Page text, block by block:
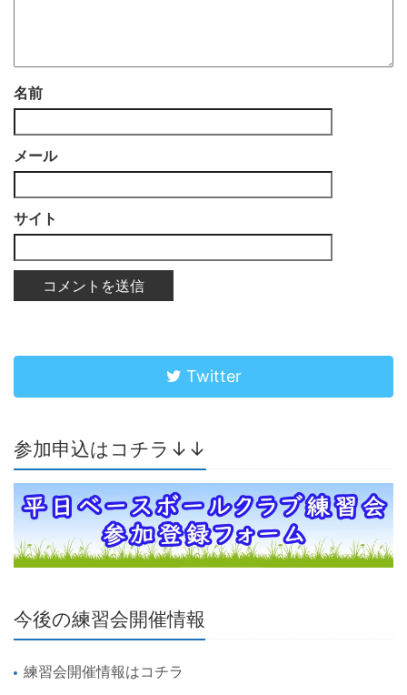
名前
メール
サイト
Twitter
参加申込はコチラ↓↓
今後の練習会開催情報
練習会開催情報はコチラ